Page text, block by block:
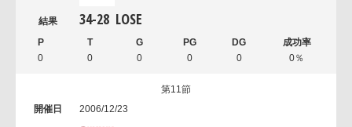
34-28 LOSE
0 0 0 0 0 0％
第11節
2006/12/23